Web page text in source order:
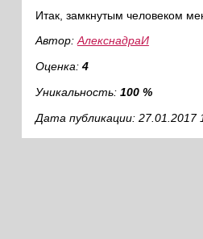
Итак, замкнутым человеком
Автор: АлекснадраИ
Оценка: 4
Уникальность: 100 %
Дата публикации: 27.01.2017